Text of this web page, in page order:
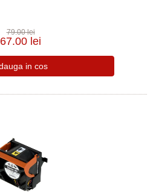
79.00 lei
67.00 lei